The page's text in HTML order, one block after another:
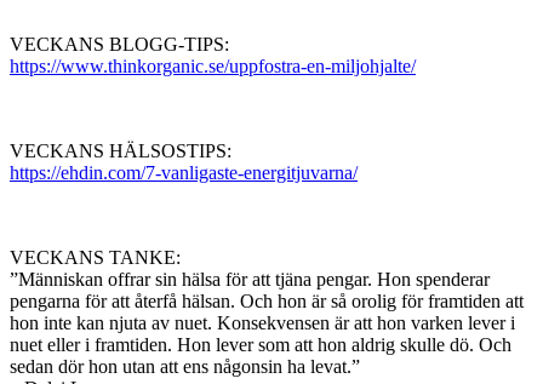
VECKANS BLOGG-TIPS:
https://www.thinkorganic.se/uppfostra-en-miljohjalte/
VECKANS HÄLSOSTIPS:
https://ehdin.com/7-vanligaste-energitjuvarna/
VECKANS TANKE:
”Människan offrar sin hälsa för att tjäna pengar. Hon spenderar
pengarna för att återfå hälsan. Och hon är så orolig för framtiden att
hon inte kan njuta av nuet. Konsekvensen är att hon varken lever i
nuet eller i framtiden. Hon lever som att hon aldrig skulle dö. Och
sedan dör hon utan att ens någonsin ha levat.”